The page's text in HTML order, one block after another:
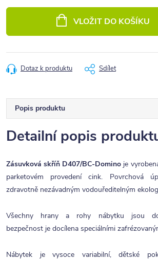
VLOŽIT DO KOŠÍKU
Dotaz k produktu Sdílet
Popis produktu
Detailní popis
Zásuvková skříň D407/BC-Domino je
parketovém provedení cink. Povrchová
zdravotně nezávadným vodouředitelným
Všechny hrany a rohy nábytku jsou
bezpečnost je docílena speciálními
Nábytek je vysoce variabilní, dětské